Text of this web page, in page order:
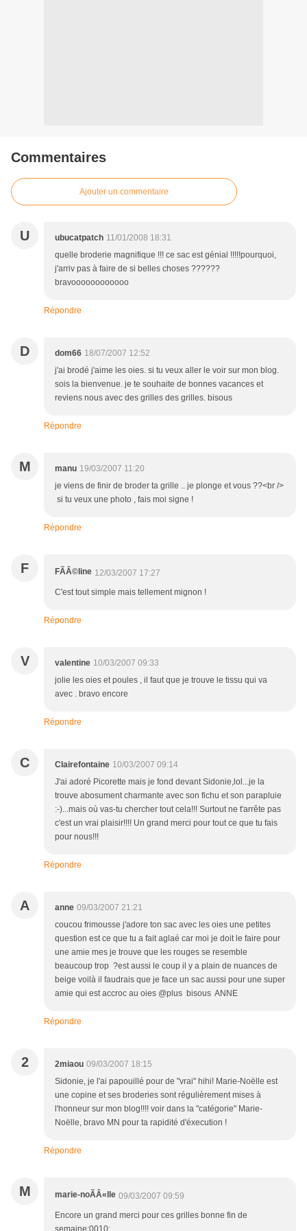
Commentaires
Ajouter un commentaire
U ubucatpatch 11/01/2008 18:31
quelle broderie magnifique !!! ce sac est génial !!!!!pourquoi,
j'arriv pas à faire de si belles choses ??????
bravoooooooooooo
Répondre
D dom66 18/07/2007 12:52
j'ai brodé j'aime les oies. si tu veux aller le voir sur mon blog.
sois la bienvenue. je te souhaite de bonnes vacances et
reviens nous avec des grilles des grilles. bisous
Répondre
M manu 19/03/2007 11:20
je viens de finir de broder ta grille .. je plonge et vous ??<br />
si tu veux une photo , fais moi signe !
Répondre
F FÃÂ©line 12/03/2007 17:27
C'est tout simple mais tellement mignon !
Répondre
V valentine 10/03/2007 09:33
jolie les oies et poules , il faut que je trouve le tissu qui va
avec . bravo encore
Répondre
C Clairefontaine 10/03/2007 09:14
J'ai adoré Picorette mais je fond devant Sidonie,lol...je la
trouve abosument charmante avec son fichu et son parapluie
:-)...mais où vas-tu chercher tout cela!!! Surtout ne t'arrête pas
c'est un vrai plaisir!!!! Un grand merci pour tout ce que tu fais
pour nous!!!
Répondre
A anne 09/03/2007 21:21
coucou frimousse j'adore ton sac avec les oies une petites
question est ce que tu a fait aglaé car moi je doit le faire pour
une amie mes je trouve que les rouges se resemble
beaucoup trop ?est aussi le coup il y a plain de nuances de
beige voilà il faudrais que je face un sac aussi pour une super
amie qui est accroc au oies @plus bisous ANNE
Répondre
2 2miaou 09/03/2007 18:15
Sidonie, je l'ai papouillé pour de "vrai" hihi! Marie-Noëlle est
une copine et ses broderies sont régulièrement mises à
l'honneur sur mon blog!!!! voir dans la "catégorie" Marie-
Noëlle, bravo MN pour ta rapidité d'éxecution !
Répondre
M marie-noÃÂ«lle 09/03/2007 09:59
Encore un grand merci pour ces grilles bonne fin de
semaine:0010: